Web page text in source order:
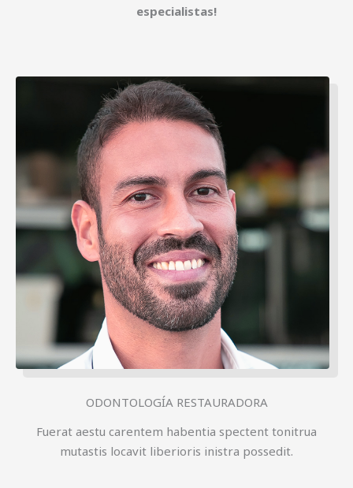
especialistas!
ODONTOLOGÍA RESTAURADORA
Fuerat aestu carentem habentia spectent tonitrua
mutastis locavit liberioris inistra possedit.